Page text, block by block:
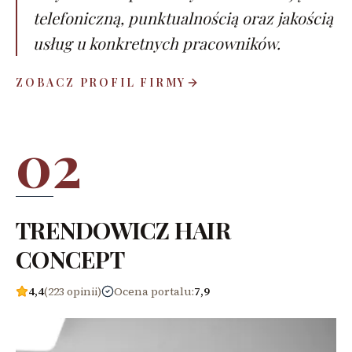
telefoniczną, punktualnością oraz jakością
usług u konkretnych pracowników.
ZOBACZ PROFIL FIRMY
02
TRENDOWICZ HAIR
CONCEPT
4,4(223 opinii) Ocena portalu:7,9